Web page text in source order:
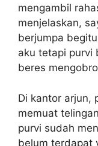
mengambil
menjelaskan,
berjumpa
aku tetapi purvi
beres
Di kantor arjun,
memuat
purvi sudah
belum terdapat